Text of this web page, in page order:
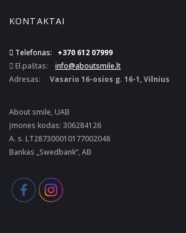
KONTAKTAI
Telefonas: +370 612 07999
El.paštas: info@aboutsmile.lt
Adresas: Vasario 16-osios g. 16-1, Vilnius
About smile, UAB
Įmonės kodas: 306284126
A. s. LT287300010177002048
Bankas „Swedbank“, AB